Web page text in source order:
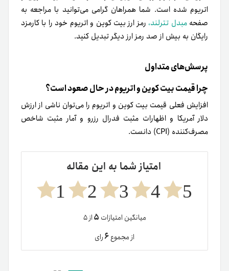
اتریوم شده است. شما همراهان گرامی می‌توانید با مراجعه به
صفحهمبدل تترلند، رمز ارز بیت کوین و اتریوم خود را با کارمزد
رایگان به بیش از صد رمز ارز دیگر تبدیل کنید.
پرسش‌های متداول
چرا قیمت بیت کوین و اتریوم در حال صعود است؟
افزایش فعلی قیمت بیت کوین و اتریوم را می‌توان ناشی از ارزش
دلار آمریکا و اظهارات مثبت فدرال رزرو و آمار مثبت شاخص
مصرف‌کننده (CPI) دانست.
امتیاز شما به این مقاله
5
4
3
2
1
میانگین امتیازات ۵از ۵
از مجموع۶رای